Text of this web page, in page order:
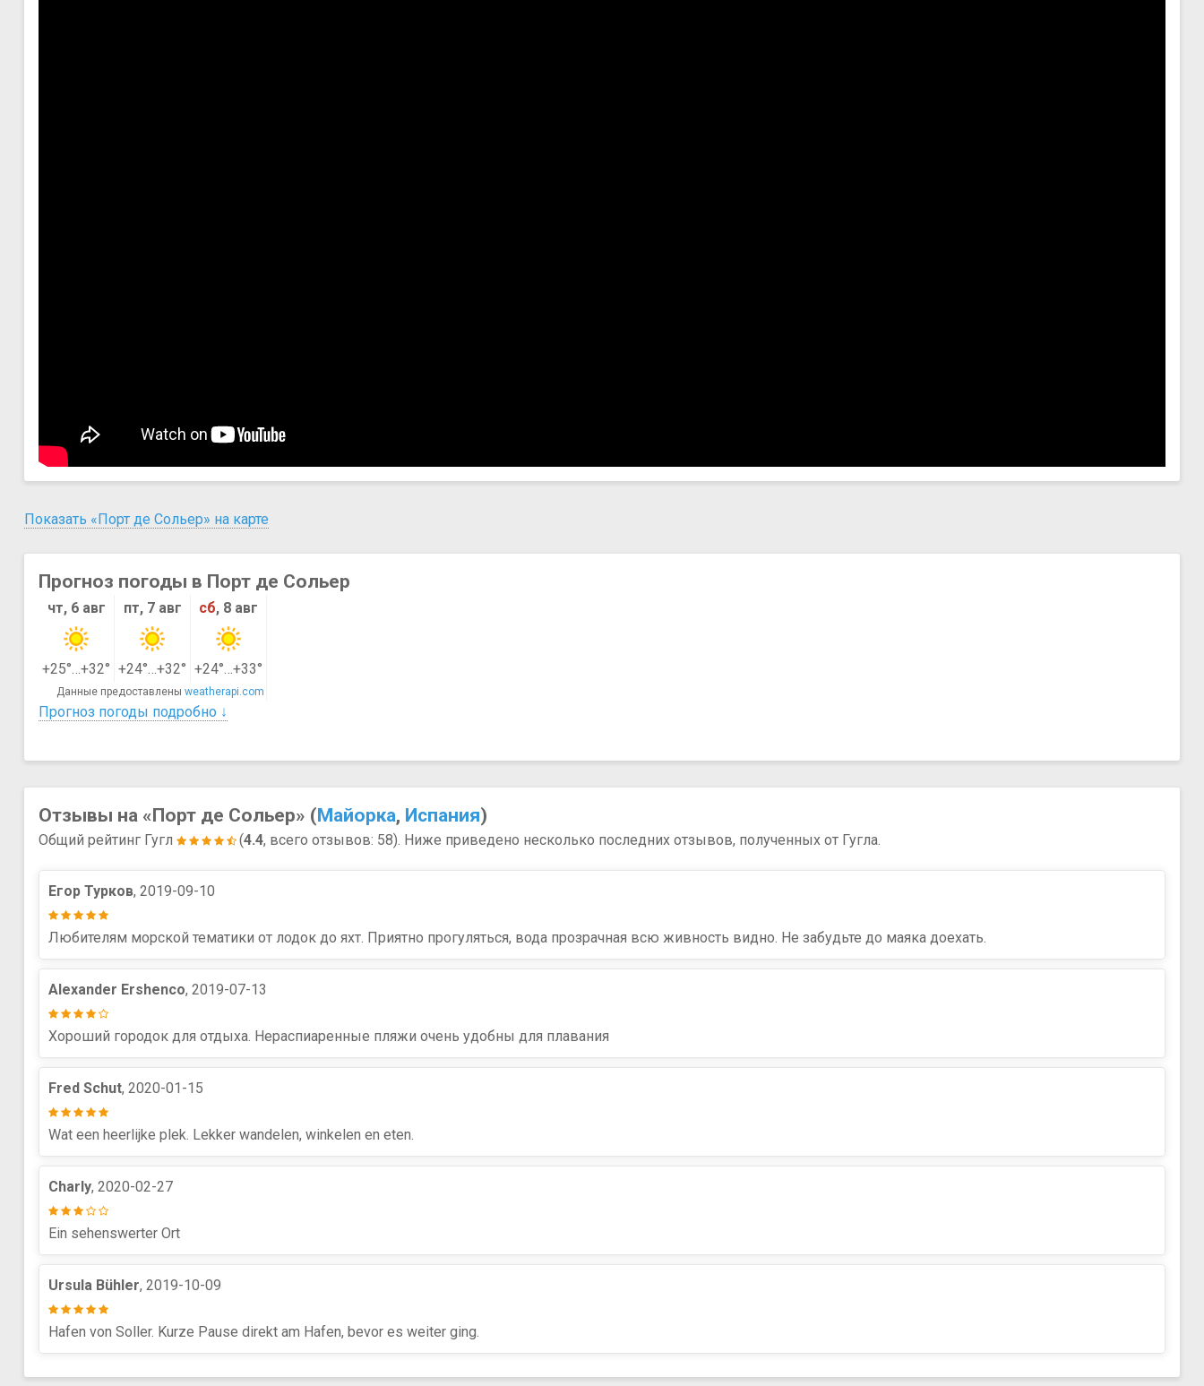
Показать «Порт де Сольер» на карте
Прогноз погоды в Порт де Сольер
чт, 6 авг пт, 7 авг сб, 8 авг
+25°…+32° +24°…+32° +24°…+33°
Данные предоставлены weatherapi.com
Прогноз погоды подробно ↓
Отзывы на «Порт де Сольер» (Майорка, Испания)
Общий рейтинг Гугл (4.4, всего отзывов: 58). Ниже приведено несколько последних отзывов, полученных от Гугла.
Егор Турков, 2019-09-10
Любителям морской тематики от лодок до яхт. Приятно прогуляться, вода прозрачная всю живность видно. Не забудьте до маяка доехать.
Alexander Ershenco, 2019-07-13
Хороший городок для отдыха. Нераспиаренные пляжи очень удобны для плавания
Fred Schut, 2020-01-15
Wat een heerlijke plek. Lekker wandelen, winkelen en eten.
Charly, 2020-02-27
Ein sehenswerter Ort
Ursula Bühler, 2019-10-09
Hafen von Soller. Kurze Pause direkt am Hafen, bevor es weiter ging.